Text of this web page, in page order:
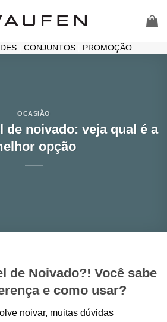
| CONJUNTOS| PROMOÇÃO
OCASIÃO
de noivado: veja qual é a
opção
de Noivado?! Você sabe
e como usar?
noivar, muitas dúvidas